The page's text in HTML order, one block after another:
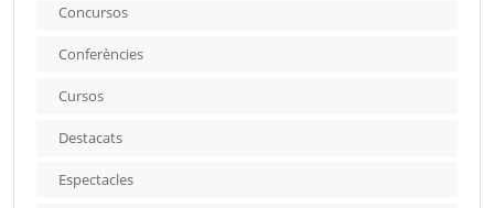
Concursos
Conferències
Cursos
Destacats
Espectacles